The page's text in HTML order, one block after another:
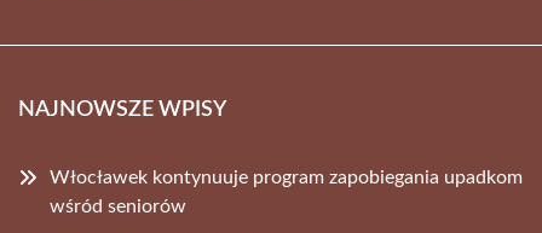
NAJNOWSZE WPISY
Włocławek kontynuuje program zapobiegania upadkom
wśród seniorów